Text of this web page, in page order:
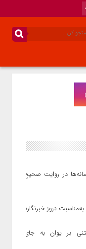
در روایت صحیح
«روز خبرنگار»
بر یوان به جای